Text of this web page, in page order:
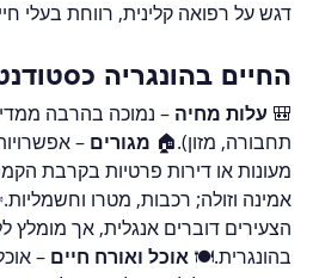
דגש על רפואה קלינית, רווחת בעלי
החיים בהונגריה
🎒 עלות מחיה – נמוכה בהרבה
תחבורה, מזון).🏠 מגורים –
מעונות או דירות פרטיות בקרבת
אמינה וזולה; רכבות, מטרו
הצעירים דוברים אנגלית, אך מומלץ
בהונגרית.🍽️ אוכל ואורח חיים –